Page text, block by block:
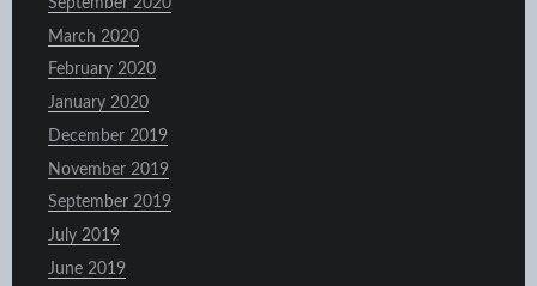
September 2020
March 2020
February 2020
January 2020
December 2019
November 2019
September 2019
July 2019
June 2019